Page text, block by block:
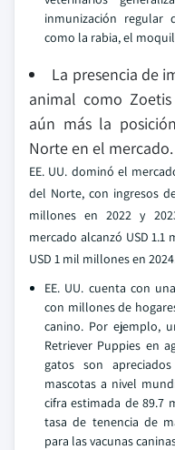
inmunización regular
como la rabia, el
La presencia de
animal como
aún más la
Norte en el mercado.
EE. UU. dominó el
del Norte, con ingresos
millones en 2022 y
mercado alcanzó USD
USD 1 mil millones en
EE. UU. cuenta con
con millones de
canino. Por ejemplo,
Retriever Puppies en
gatos son
mascotas a nivel
cifra estimada de 89.7
tasa de tenencia de
para las vacunas